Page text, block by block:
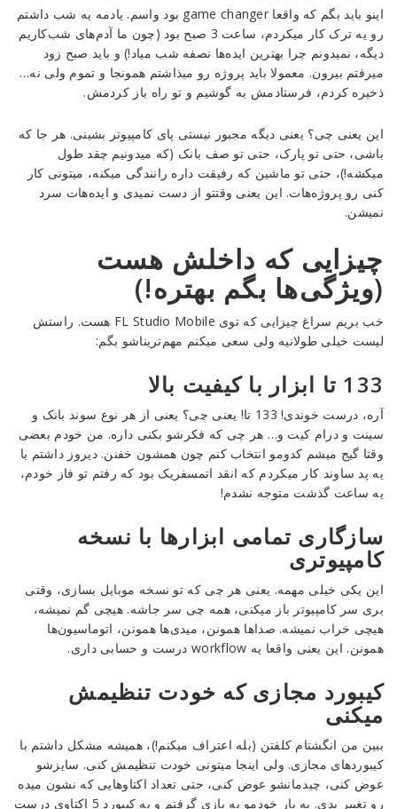
اینو باید بگم که واقعا game changer بود واسم. یادمه یه شب داشتم
رو یه ترک کار میکردم، ساعت 3 صبح بود (چون ما آدم‌های شب‌کاریم
دیگه، نمیدونم چرا بهترین ایده‌ها نصفه شب میاد!) و باید صبح زود
میرفتم بیرون. معمولا باید پروژه رو میذاشتم همونجا و تموم ولی نه…
ذخیره کردم، فرستادمش به گوشیم و تو راه باز کردمش.
این یعنی چی؟ یعنی دیگه مجبور نیستی پای کامپیوتر بشینی. هر جا که
باشی، حتی تو پارک، حتی تو صف بانک (که میدونیم چقد طول
میکشه!)، حتی تو ماشین که رفیقت داره رانندگی میکنه، میتونی کار
کنی رو پروژه‌هات. این یعنی وقتتو از دست نمیدی و ایده‌هات سرد
نمیشن.
چیزایی که داخلش هست
(ویژگی‌ها بگم بهتره!)
خب بریم سراغ چیزایی که توی FL Studio Mobile هست. راستش
لیست خیلی طولانیه ولی سعی میکنم مهم‌تریناشو بگم:
133 تا ابزار با کیفیت بالا
آره، درست خوندی! 133 تا! یعنی چی؟ یعنی از هر نوع سوند بانک و
سینت و درام کیت و… هر چی که فکرشو بکنی داره. من خودم بعضی
وقتا گیج میشم کدومو انتخاب کنم چون همشون خفنن. دیروز داشتم با
یه پد ساوند کار میکردم که انقد اتمسفریک بود که رفتم تو فاز خودم،
یه ساعت گذشت متوجه نشدم!
سازگاری تمامی ابزارها با نسخه
کامپیوتری
این یکی خیلی مهمه. یعنی هر چی که تو نسخه موبایل بسازی، وقتی
بری سر کامپیوتر باز میکنی، همه چی سر جاشه. هیچی گم نمیشه،
هیچی خراب نمیشه. صداها همونن، میدی‌ها همونن، اتوماسیون‌ها
همونن. این یعنی واقعا یه workflow درست و حسابی داری.
کیبورد مجازی که خودت تنظیمش
میکنی
ببین من انگشتام کلفتن (بله اعتراف میکنم!)، همیشه مشکل داشتم با
کیبوردهای مجازی. ولی اینجا میتونی خودت تنظیمش کنی. سایزشو
عوض کنی، چیدمانشو عوض کنی، حتی تعداد اکتاوهایی که نشون میده
رو تغییر بدی. یه بار خودمو به بازی گرفتم و یه کیبورد 5 اکتاوی درست